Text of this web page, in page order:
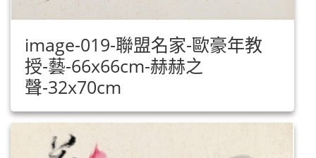
image-019-聯盟名家-歐豪年教
授-藝-66x66cm-赫赫之
聲-32x70cm